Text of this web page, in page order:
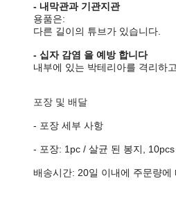
- 내막관과 기관지관
용품은:
다른 길이의 튜브가 있습니다.
- 십자 감염 을 예방 합니다
내부에 있는 박테리아를 격리하
포장 및 배달
- 포장 세부 사항
- 포장: 1pc / 살균 된 봉지,
배송시간: 20일 이내에 주문량에